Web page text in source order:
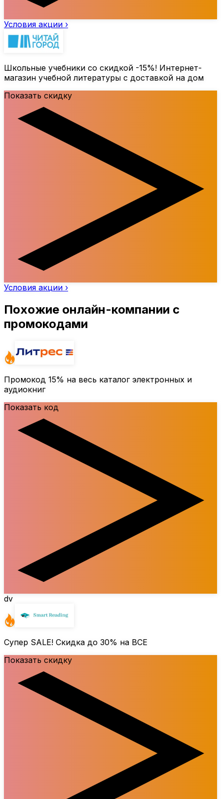
Условия акции ›
Школьные учебники со скидкой -15%! Интернет-
магазин учебной литературы с доставкой на дом
Показать скидку
Условия акции ›
Похожие онлайн-компании с
промокодами
Промокод 15% на весь каталог электронных и
аудиокниг
Показать код
dv
Супер SALE! Скидка до 30% на ВСЕ
Показать скидку